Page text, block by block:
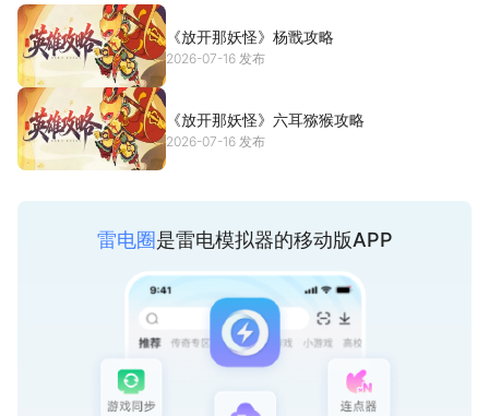
《放开那妖怪》杨戬攻略
2026-07-16 发布
《放开那妖怪》六耳猕猴攻略
2026-07-16 发布
雷电圈是雷电模拟器的移动版APP